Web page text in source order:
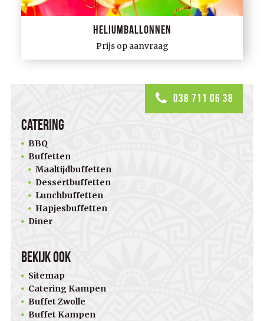
Heliumballonnen
Prijs op aanvraag
038 711 06 38
Catering
BBQ
Buffetten
Maaltijdbuffetten
Dessertbuffetten
Lunchbuffetten
Hapjesbuffetten
Diner
Bekijk ook
Sitemap
Catering Kampen
Buffet Zwolle
Buffet Kampen